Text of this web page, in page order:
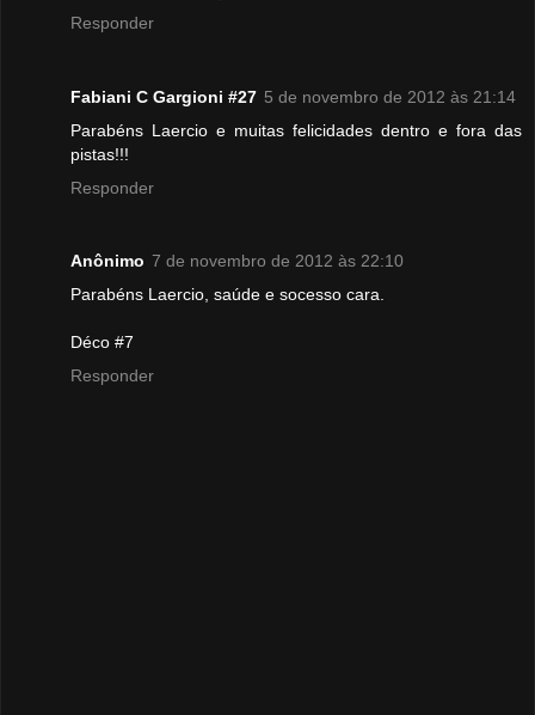
Responder
Fabiani C Gargioni #27 5 de novembro de 2012 às 21:14
Parabéns Laercio e muitas felicidades dentro e fora das
pistas!!!
Responder
Anônimo 7 de novembro de 2012 às 22:10
Parabéns Laercio, saúde e socesso cara.
Déco #7
Responder